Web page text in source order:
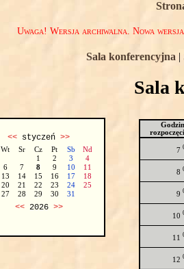
Uwaga! Wersja archiwalna. Nowa
Sala konferencyjna |
Sala
<< styczeń >>
Wt Sr Cz Pt Sb
Nd
1
2 3
4
6 7 8 9 10
11
13 14 15 16 17
18
20 21 22 23 24
25
27 28 29 30 31
<<2026 >>
7
8
9
10
11
12